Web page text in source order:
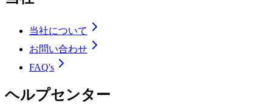
当社について
お問い合わせ
FAQ's
ヘルプセンター